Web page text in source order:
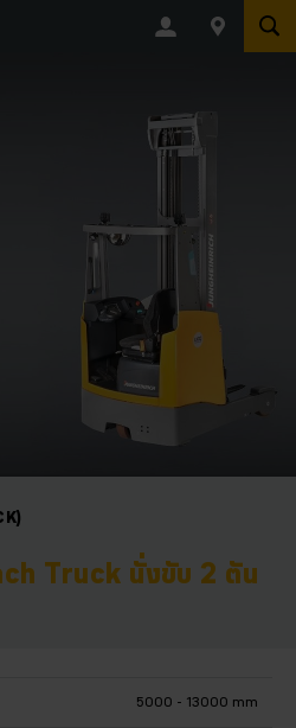
Truck นั่งขับ 2 ตัน
5000 - 13000 mm